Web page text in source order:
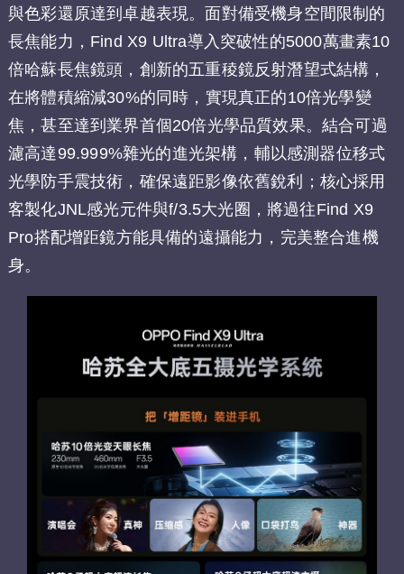
與色彩還原達到卓越表現。面對備受機身空間限制的
長焦能力，Find X9 Ultra導入突破性的5000萬畫素10
倍哈蘇長焦鏡頭，創新的五重稜鏡反射潛望式結構，
在將體積縮減30%的同時，實現真正的10倍光學變
焦，甚至達到業界首個20倍光學品質效果。結合可過
濾高達99.999%雜光的進光架構，輔以感測器位移式
光學防手震技術，確保遠距影像依舊銳利；核心採用
客製化JNL感光元件與f/3.5大光圈，將過往Find X9
Pro搭配增距鏡方能具備的遠攝能力，完美整合進機
身。